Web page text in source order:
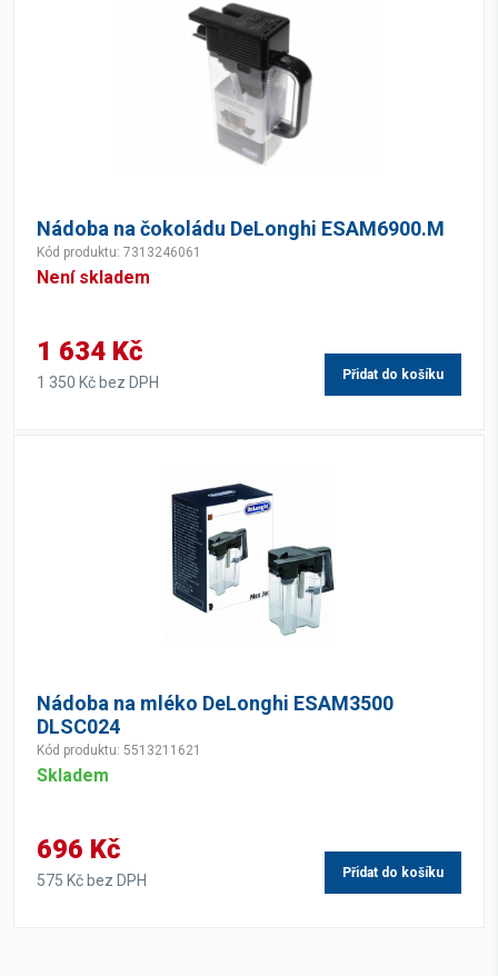
Nádoba na čokoládu DeLonghi ESAM6900.M
Kód produktu: 7313246061
Není skladem
1 634 Kč
1 350 Kč bez DPH Přidat do košíku
Nádoba na mléko DeLonghi ESAM3500
DLSC024
Kód produktu: 5513211621
Skladem
696 Kč
575 Kč bez DPH Přidat do košíku